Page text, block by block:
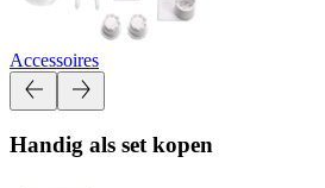
Accessoires
Handig als set kopen